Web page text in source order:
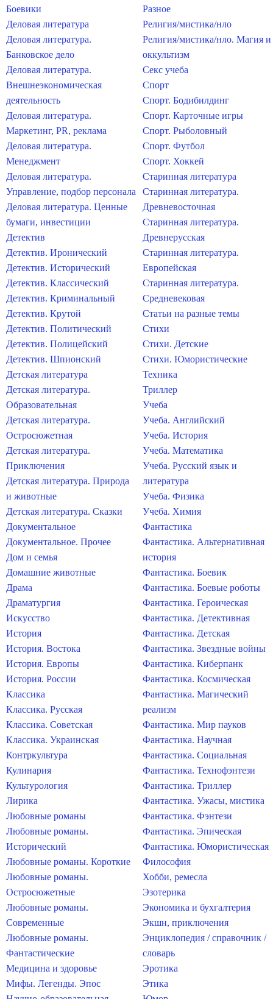
Боевики
Деловая литература
Деловая литература.
Банковское дело
Деловая литература.
Внешнеэкономическая
деятельность
Деловая литература.
Маркетинг, PR, реклама
Деловая литература.
Менеджмент
Деловая литература.
Управление, подбор персонала
Деловая литература. Ценные
бумаги, инвестиции
Детектив
Детектив. Иронический
Детектив. Исторический
Детектив. Классический
Детектив. Криминальный
Детектив. Крутой
Детектив. Политический
Детектив. Полицейский
Детектив. Шпионский
Детская литература
Детская литература.
Образовательная
Детская литература.
Остросюжетная
Детская литература.
Приключения
Детская литература. Природа
и животные
Детская литература. Сказки
Документальное
Документальное. Прочее
Дом и семья
Домашние животные
Драма
Драматургия
Искусство
История
История. Востока
История. Европы
История. России
Классика
Классика. Русская
Классика. Советская
Классика. Украинская
Контркультура
Кулинария
Культурология
Лирика
Любовные романы
Любовные романы.
Исторический
Любовные романы. Короткие
Любовные романы.
Остросюжетные
Любовные романы.
Современные
Любовные романы.
Фантастические
Медицина и здоровье
Мифы. Легенды. Эпос
Разное
Религия/мистика/нло
Религия/мистика/нло. Магия и
оккультизм
Секс учеба
Спорт
Спорт. Бодибилдинг
Спорт. Карточные игры
Спорт. Рыболовный
Спорт. Футбол
Спорт. Хоккей
Старинная литература
Старинная литература.
Древневосточная
Старинная литература.
Древнерусская
Старинная литература.
Европейская
Старинная литература.
Средневековая
Статьи на разные темы
Стихи
Стихи. Детские
Стихи. Юмористические
Техника
Триллер
Учеба
Учеба. Английский
Учеба. История
Учеба. Математика
Учеба. Русский язык и
литература
Учеба. Физика
Учеба. Химия
Фантастика
Фантастика. Альтернативная
история
Фантастика. Боевик
Фантастика. Боевые роботы
Фантастика. Героическая
Фантастика. Детективная
Фантастика. Детская
Фантастика. Звездные войны
Фантастика. Киберпанк
Фантастика. Космическая
Фантастика. Магический
реализм
Фантастика. Мир пауков
Фантастика. Научная
Фантастика. Социальная
Фантастика. Технофэнтези
Фантастика. Триллер
Фантастика. Ужасы, мистика
Фантастика. Фэнтези
Фантастика. Эпическая
Фантастика. Юмористическая
Философия
Хобби, ремесла
Эзотерика
Экономика и бухгалтерия
Экшн, приключения
Энциклопедия / справочник /
словарь
Эротика
Этика